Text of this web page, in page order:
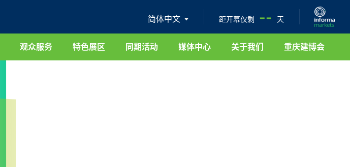
简体中文 距开幕仅剩 -- 天
观众服务 特色展区 同期活动 媒体中心 关于我们 重庆建博会